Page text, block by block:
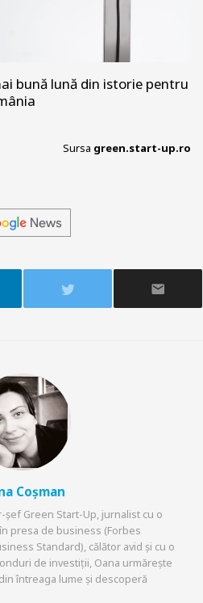
bună lună din istorie pentru
Sursa green.start-up.ro
Coșman
Green Start-Up, jurnalist cu o
presa de business (Forbes
Standard), călător avid și cu o
de investiții, Oana urmărește
întreaga lume și descoperă